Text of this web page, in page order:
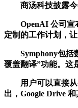
商汤科技披露今年
OpenAI 公司宣布
定制的工作计划，
Symphony包括数
覆盖翻译”功能。这
用户可以直接从公
出，Google Drive